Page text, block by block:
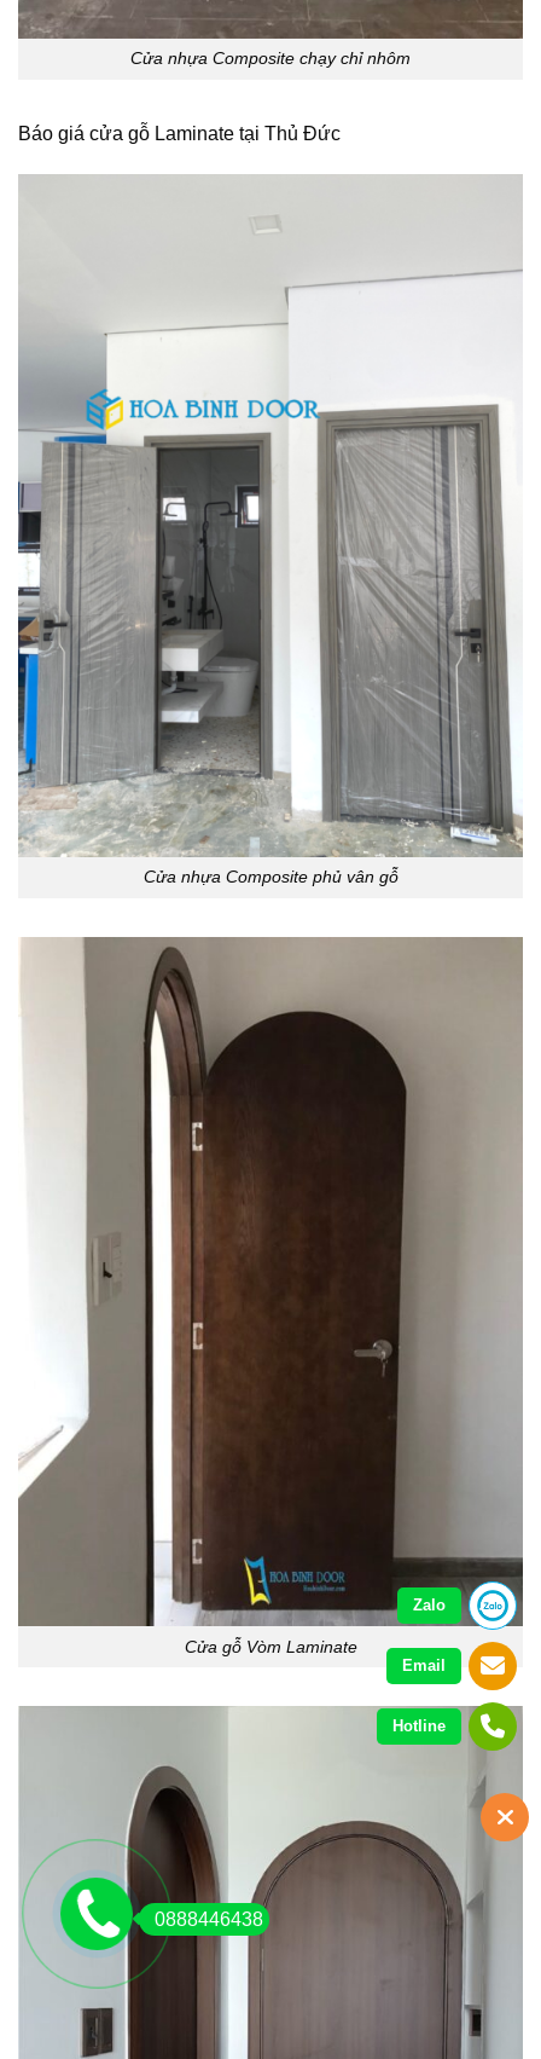
Cửa nhựa Composite chạy chỉ nhôm
Báo giá cửa gỗ Laminate tại Thủ Đức
Cửa nhựa Composite phủ vân gỗ
Cửa gỗ Vòm Laminate
0888446438
Zalo
Email
Hotline